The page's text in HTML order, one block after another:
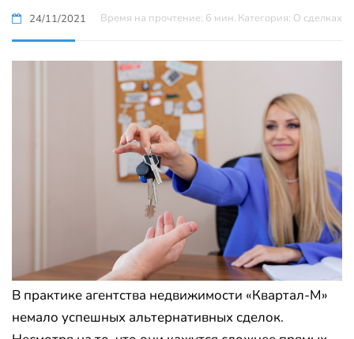
24/11/2021 Время на прочтение: 6 мин. Категория: О сделках
В практике агентства недвижимости «Квартал-М»
немало успешных альтернативных сделок.